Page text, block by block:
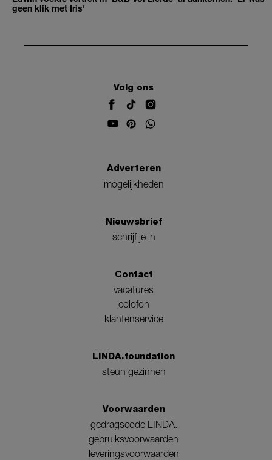
geen klik met Iris'
Volg ons
Adverteren
mogelijkheden
Nieuwsbrief
schrijf je in
Contact
vacatures
colofon
klantenservice
LINDA.foundation
steun gezinnen
Voorwaarden
gedragscode LINDA.
gebruiksvoorwaarden
leveringsvoorwaarden